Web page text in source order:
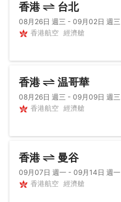
香港 台北
08月26日 週三 - 09月02日 週三
香港航空 經濟艙
香港 温哥華
08月26日 週三 - 09月09日 週三
香港航空 經濟艙
香港 曼谷
09月07日 週一 - 09月14日 週一
香港航空 經濟艙